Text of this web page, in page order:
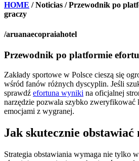
HOME / Noticias / Przewodnik po
graczy
/aruanaecopraiahotel
Przewodnik po platformie
Zakłady sportowe w Polsce cieszą się
wśród fanów różnych dyscyplin. Jeśli
sprawdź efortuna wyniki na oficjalnej
narzędzie pozwala szybko zweryfikować
emocjami z wygranej.
Jak skutecznie obstawiać
Strategia obstawiania wymaga nie tylko